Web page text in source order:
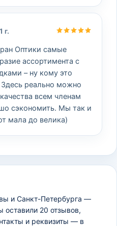
г.
Оптики самые
ассортимента с
– ну кому это
реально можно
всем членам
сэкономить. Мы так и
мала до велика)
и Санкт-Петербурга —
оставили 20 отзывов,
и реквизиты — в